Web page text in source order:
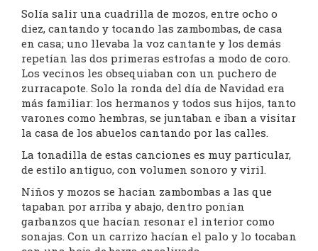
Solía salir una cuadrilla de mozos, entre ocho o
diez, cantando y tocando las zambombas, de casa
en casa; uno llevaba la voz cantante y los demás
repetían las dos primeras estrofas a modo de coro.
Los vecinos les obsequiaban con un puchero de
zurracapote. Solo la ronda del día de Navidad era
más familiar: los hermanos y todos sus hijos, tanto
varones como hembras, se juntaban e iban a visitar
la casa de los abuelos cantando por las calles.
La tonadilla de estas canciones es muy particular,
de estilo antiguo, con volumen sonoro y viril.
Niños y mozos se hacían zambombas a las que
tapaban por arriba y abajo, dentro ponían
garbanzos que hacían resonar el interior como
sonajas. Con un carrizo hacían el palo y lo tocaban